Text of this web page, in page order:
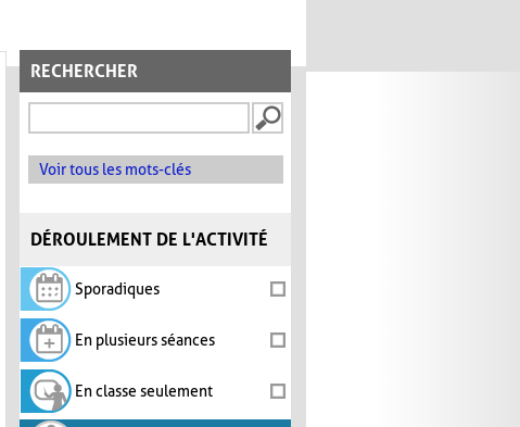
RECHERCHER
Voir tous les mots-clés
DÉROULEMENT DE L'ACTIVITÉ
Sporadiques
En plusieurs séances
En classe seulement